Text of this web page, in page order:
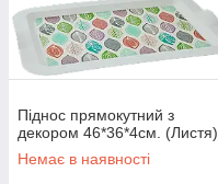
Піднос прямокутний з
декором 46*36*4см. (Листя)
Немає в наявності